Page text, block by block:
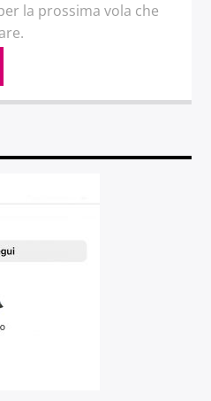
la prossima vola che